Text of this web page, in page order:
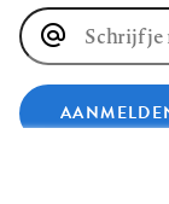
E-
mailadres